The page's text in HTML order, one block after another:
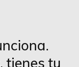
tienes tu